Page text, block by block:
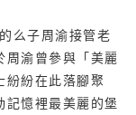
么子周渝接管老
渝曾參與「美麗
紛紛在此落腳聚
憶裡最美麗的堡